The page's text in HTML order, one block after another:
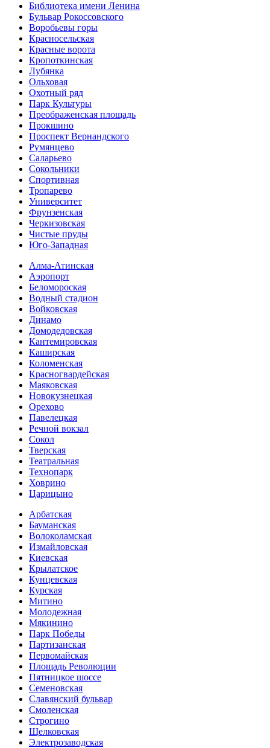
Библиотека имени Ленина
Бульвар Рокоссовского
Воробьевы горы
Красно­сельская
Красные ворота
Кропоткинс­кая
Лубянка
Ольховая
Охотный ряд
Парк Культуры
Преобра­женская площадь
Прокшино
Проспект Вернандского
Румянцево
Саларьево
Сокольники
Спортивная
Тропарево
Университет
Фрунзенская
Черкизовская
Чистые пруды
Юго-Западная
Алма-Атинская
Аэропорт
Беломороская
Водный стадион
Войковская
Динамо
Домоде­довская
Кантеми­ровская
Каширская
Коломенская
Красногвар­дейская
Маяковская
Новокузнецкая
Орехово
Павелецкая
Речной вокзал
Сокол
Тверская
Театральная
Технопарк
Ховрино
Царицыно
Арбатская
Бауманская
Волоколамская
Измайловская
Киевская
Крылатское
Кунцевская
Курская
Митино
Молодежная
Мякинино
Парк Победы
Партизанская
Первомайская
Площадь Революции
Пятницкое шоссе
Семеновская
Славянский бульвар
Смоленская
Строгино
Щелковская
Электро­заводская